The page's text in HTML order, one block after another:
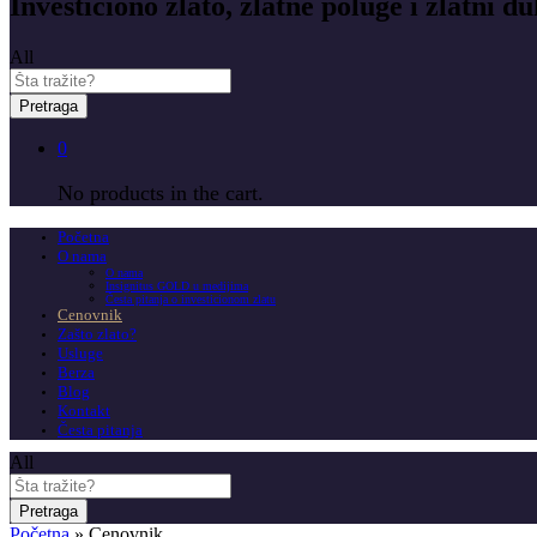
All
Pretraga
0
No products in the cart.
Početna
O nama
O nama
Insignitus GOLD u medijima
Česta pitanja o investicionom zlatu
Cenovnik
Zašto zlato?
Usluge
Berza
Blog
Kontakt
Česta pitanja
All
Pretraga